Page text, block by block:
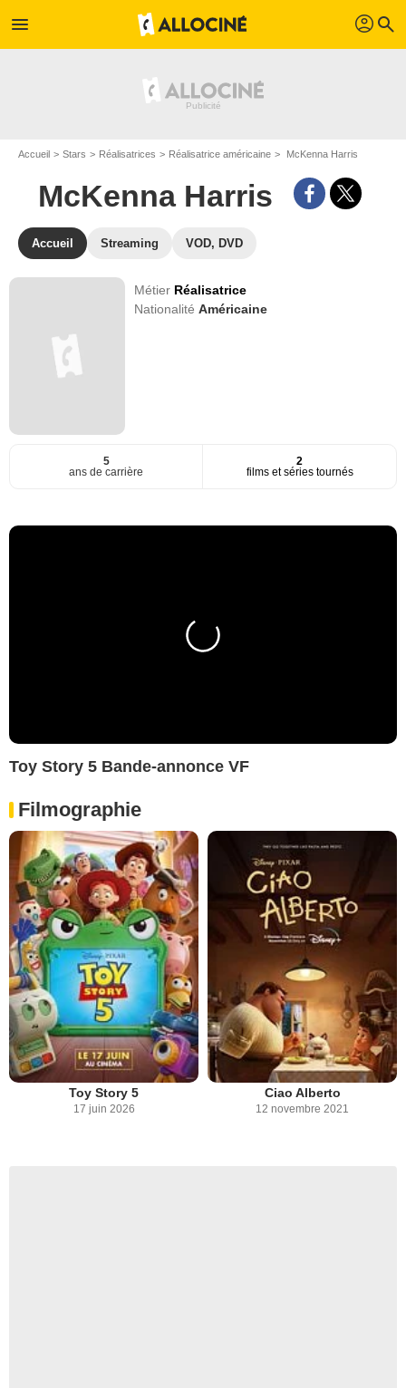
menu profil search
Accueil Stars Réalisatrices Réalisatrice américaine McKenna Harris
McKenna Harris
Accueil Streaming VOD, DVD
Métier Réalisatrice
NationalitéAméricaine
5
ans de carrière
2
films et séries tournés
Toy Story 5 Bande-annonce VF
Filmographie
Toy Story 5
17 juin 2026
Ciao Alberto
12 novembre 2021